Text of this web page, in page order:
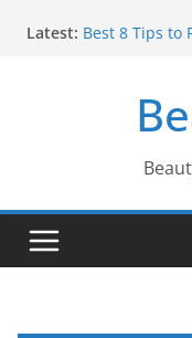
Latest: Best 8 Tips to
Amazing
Naturally తెల్ల
Best
ఉపయోగాలు